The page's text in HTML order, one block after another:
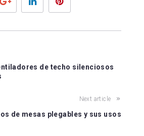
de techo silenciosos
Next article
de mesas plegables y sus usos